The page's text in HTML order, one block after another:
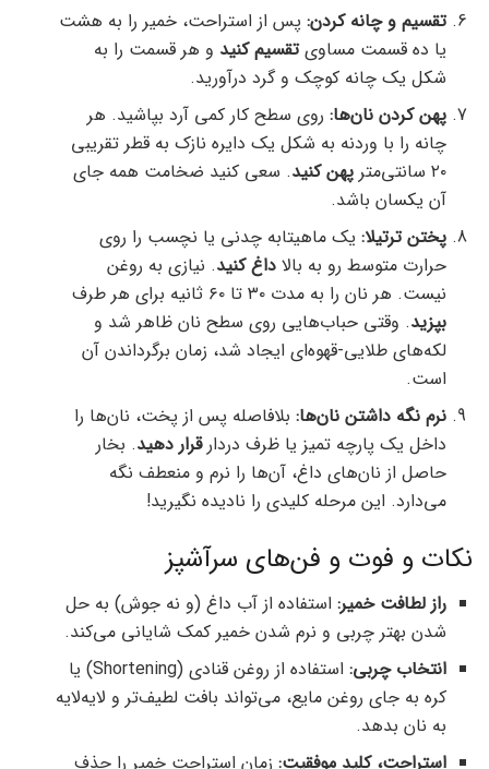
تقسیم و چانه کردن: پس از استراحت، خمیر را به هشت
یا ده قسمت مساویتقسیم کنید و هر قسمت را به
شکل یک چانه کوچک و گرد درآورید.
پهن کردن نان‌ها: روی سطح کار کمی آرد بپاشید. هر
چانه را با وردنه به شکل یک دایره نازک به قطر تقریبی
۲۰ سانتی‌متر
پهن کنید. سعی کنید ضخامت همه جای
آن یکسان باشد.
پختن ترتیلا: یک ماهیتابه چدنی یا نچسب را روی
حرارت متوسط رو به بالا داغ کنید. نیازی به روغن
نیست. هر نان را به مدت ۳۰ تا ۶۰ ثانیه برای هر طرف
بپزید. وقتی حباب‌هایی روی سطح نان ظاهر شد و
لکه‌های طلایی-قهوه‌ای ایجاد شد، زمان برگرداندن آن
است.
نرم نگه داشتن نان‌ها: بلافاصله پس از پخت، نان‌ها را
داخل یک پارچه تمیز یا ظرف دردارقرار دهید. بخار
حاصل از نان‌های داغ، آن‌ها را نرم و منعطف نگه
می‌دارد. این مرحله کلیدی را نادیده نگیرید!
نکات و فوت و فن‌های سرآشپز
راز لطافت خمیر: استفاده از آب داغ (و نه جوش) به حل
شدن بهتر چربی و نرم شدن خمیر کمک شایانی می‌کند.
انتخاب چربی:
استفاده از روغن قنادی (Shortening) یا
کره به جای روغن مایع، می‌تواند بافت لطیف‌تر و لایه‌لایه
به نان بدهد.
استراحت، کلید موفقیت: زمان استراحت خمیر را حذف